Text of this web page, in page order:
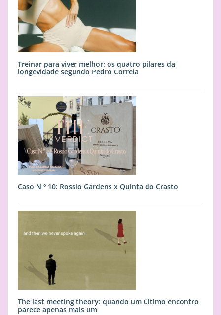
Treinar para viver melhor: os quatro pilares da
longevidade segundo Pedro Correia
Caso N º 10: Rossio Gardens x Quinta do Crasto
The last meeting theory: quando um último encontro
parece apenas mais um